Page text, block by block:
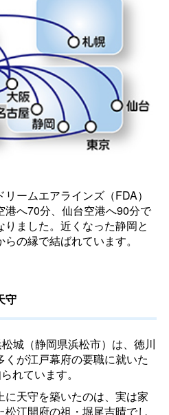
ームエアラインズ（FDA）
へ70分、仙台空港へ90分で
ました。近くなった静岡と
の縁で結ばれています。
守
城（静岡県浜松市）は、徳川
が江戸幕府の要職に就いた
れています。
に天守を築いたのは、実は家
江開府の祖・堀尾吉晴でし